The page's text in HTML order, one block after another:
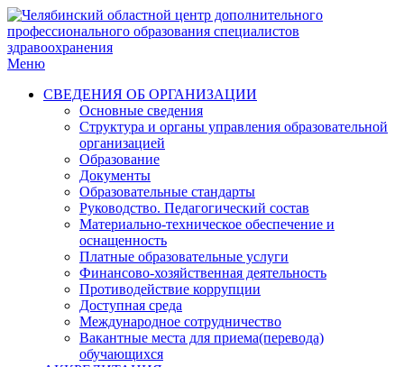
Меню
СВЕДЕНИЯ ОБ ОРГАНИЗАЦИИ
Основные сведения
Структура и органы управления образовательной
организацией
Образование
Документы
Образовательные стандарты
Руководство. Педагогический состав
Материально-техническое обеспечение и
оснащенность
Платные образовательные услуги
Финансово-хозяйственная деятельность
Противодействие коррупции
Доступная среда
Международное сотрудничество
Вакантные места для приема(перевода)
обучающихся